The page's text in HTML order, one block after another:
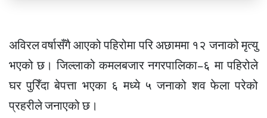
अविरल वर्षासँगै आएको पहिरोमा परि अछाममा १२ जनाको मृत्यु
भएको छ। जिल्लाको कमलबजार नगरपालिका–६ मा पहिरोले
घर पुरिँदा बेपत्ता भएका ६ मध्ये ५ जनाको शव फेला परेको
प्रहरीले जनाएको छ।